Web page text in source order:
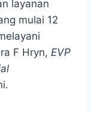
layanan
mulai 12
F Hryn, EVP